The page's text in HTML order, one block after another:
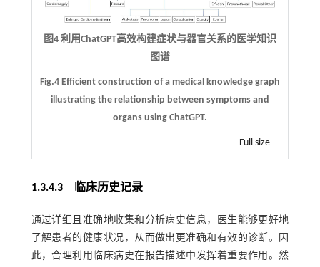
图4 利用ChatGPT高效构建症状与器官关系的医学知识
图谱
Fig.4 Efficient construction of a medical knowledge graph
illustrating the relationship between symptoms and
organs using ChatGPT.
Full size
1.3.4.3 临床历史记录
通过详细且准确地收集和分析病史信息，医生能够更好地
了解患者的健康状况，从而做出更准确和有效的诊断。因
此，合理利用临床病史在报告描述中发挥着重要作用。然